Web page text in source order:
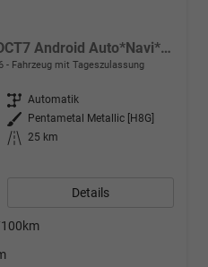
Silver Facelift 1.6 T-GDi DCT7 Android Auto*Navi*SHZ*Kamera*2Z-Klimaauto*PrivacyGlas
Fahrzeug mit Tageszulassung
Getriebe Automatik
Außenfarbe
Pentametal Metallic [H8G]
Kilometerstand
25 km
Details